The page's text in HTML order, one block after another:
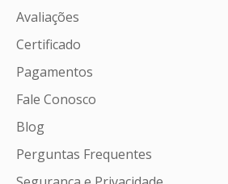
Avaliações
Certificado
Pagamentos
Fale Conosco
Blog
Perguntas Frequentes